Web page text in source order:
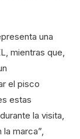
una
mientras que,
el pisco
estas
la visita,
marca”,